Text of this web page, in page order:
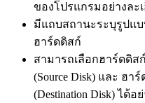
ของโปรแกรมอย่างละ
มีแถบสถานะระบุรูปแ
ฮาร์ดดิสก์
สามารถเลือกฮาร์ดดิส
(Source Disk) และ ฮ
(Destination Disk) ได้อ